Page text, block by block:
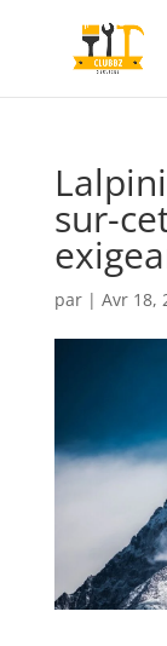
sur-
par | Avr 18,